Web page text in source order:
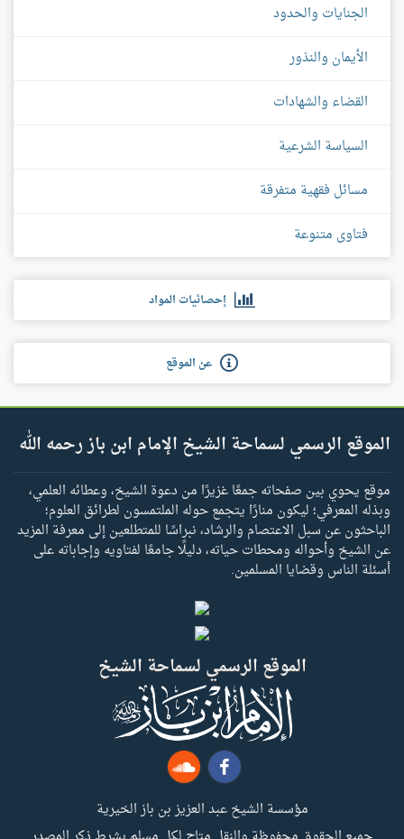
الجنايات والحدود
الأيمان والنذور
القضاء والشهادات
السياسة الشرعية
مسائل فقهية متفرقة
فتاوى متنوعة
إحصائيات المواد
عن الموقع
الموقع الرسمي لسماحة الشيخ الإمام ابن باز رحمه الله
موقع يحوي بين صفحاته جمعًا غزيرًا من دعوة الشيخ، وعطائه العلمي،
وبذله المعرفي؛ ليكون منارًا يتجمع حوله الملتمسون لطرائق العلوم؛
الباحثون عن سبل الاعتصام والرشاد، نبراسًا للمتطلعين إلى معرفة المزيد
عن الشيخ وأحواله ومحطات حياته، دليلًا جامعًا لفتاويه وإجاباته على
أسئلة الناس وقضايا المسلمين.
الموقع الرسمي لسماحة الشيخ
مؤسسة الشيخ عبد العزيز بن باز الخيرية